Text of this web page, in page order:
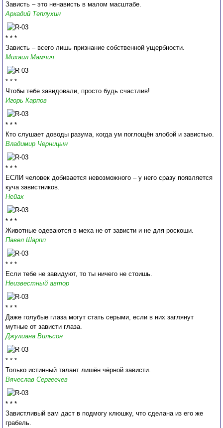
Зависть – это ненависть в малом масштабе.
Аркадий Теплухин
* * *
Зависть – всего лишь признание собственной ущербности.
Михаил Мамчич
* * *
Чтобы тебе завидовали, просто будь счастлив!
Игорь Карпов
* * *
Кто слушает доводы разума, когда ум поглощён злобой и завистью.
Владимир Черницын
* * *
ЕСЛИ человек добивается невозможного – у него сразу появляется
куча завистников.
Нейах
* * *
Животные одеваются в меха не от зависти и не для роскоши.
Павел Шарпп
* * *
Если тебе не завидуют, то ты ничего не стоишь.
Неизвестный автор
* * *
Даже голубые глаза могут стать серыми, если в них заглянут
мутные от зависти глаза.
Джулиана Вильсон
* * *
Только истинный талант лишён чёрной зависти.
Вячеслав Сергеечев
* * *
Завистливый вам даст в подмогу клюшку, что сделана из его же
грабель.